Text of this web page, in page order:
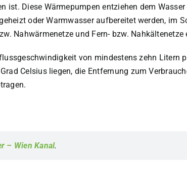
Diese Wärmepumpen entziehen dem
oder Warmwasser aufbereitet werden, im
Nahwärmenetze und Fern- bzw. Nahkältenetze
von mindestens zehn Litern
Celsius liegen, die Entfernung zum
– Wien Kanal.